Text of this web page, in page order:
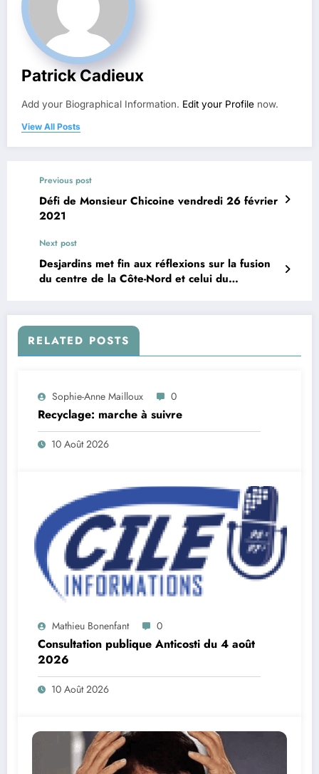
Patrick Cadieux
Add your Biographical Information. Edit your Profile now.
View All Posts
Previous post
Défi de Monsieur Chicoine vendredi 26 février
2021
Next post
Desjardins met fin aux réflexions sur la fusion
du centre de la Côte-Nord et celui du
RELATED POSTS
Sophie-Anne Mailloux 0
Recyclage: marche à suivre
10 Août 2026
Mathieu Bonenfant 0
Consultation publique Anticosti du 4 août
2026
10 Août 2026